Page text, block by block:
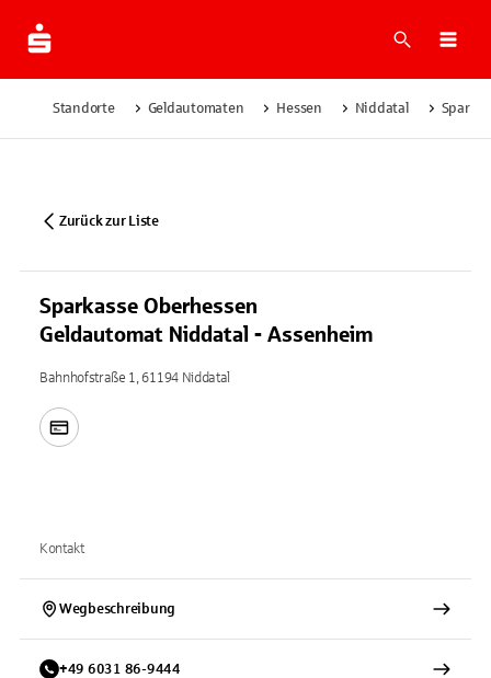
Suche
Standorte Geldautomaten Hessen Niddatal
Zurück zur Liste
Sparkasse Oberhessen
Geldautomat Niddatal - Assenheim
Bahnhofstraße 1, 61194 Niddatal
Kontakt
Wegbeschreibung
+49 6031 86-9444